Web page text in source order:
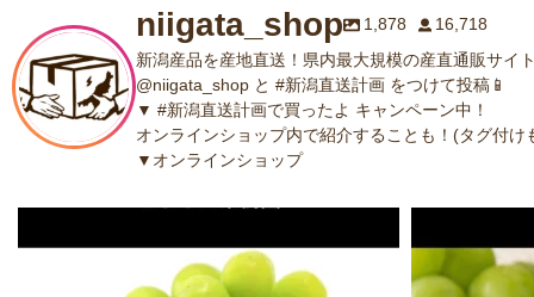
niigata_shop 1,878
16,718
新潟産品を産地直送！県内最大規模の産直通販サイ
@niigata_shop と #新潟直送計画 をつけて投稿📱
▼ #新潟直送計画で買ったよ キャンペーン中！
オンラインショップ内で紹介することも！(タグ付け
▼オンラインショップ